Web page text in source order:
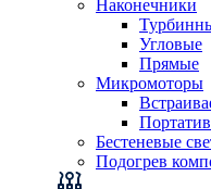
Наконечники
Угловые
Прямые
Микромоторы
Бестеневые
Подогрев